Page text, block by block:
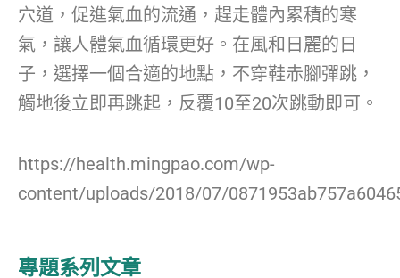
穴道，促進氣血的流通，趕走體內累積的寒
氣，讓人體氣血循環更好。在風和日麗的日
子，選擇一個合適的地點，不穿鞋赤腳彈跳，
觸地後立即再跳起，反覆10至20次跳動即可。
https://health.mingpao.com/wp-
content/uploads/2018/07/
專題系列文章